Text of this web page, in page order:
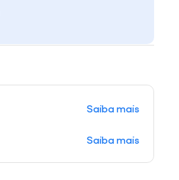
Saiba mais
Saiba mais